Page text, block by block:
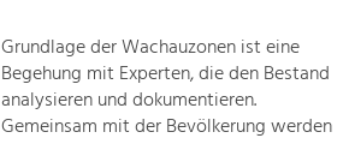
Grundlage der Wachauzonen ist eine
Begehung mit Experten, die den Bestand
analysieren und dokumentieren.
Gemeinsam mit der Bevölkerung werden